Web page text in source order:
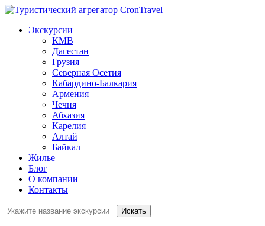
Экскурсии
КМВ
Дагестан
Грузия
Северная Осетия
Кабардино-Балкария
Армения
Чечня
Абхазия
Карелия
Алтай
Байкал
Жилье
Блог
О компании
Контакты
Поиск: